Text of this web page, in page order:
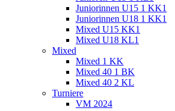
Juniorinnen U15 1 KK1
Juniorinnen U18 1 KK1
Mixed U15 KK1
Mixed U18 KL1
Mixed
Mixed 1 KK
Mixed 40 1 BK
Mixed 40 2 KL
Turniere
VM 2024